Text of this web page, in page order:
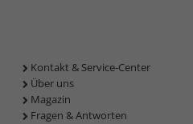
Kontakt & Service-Center
Über uns
Magazin
Fragen & Antworten